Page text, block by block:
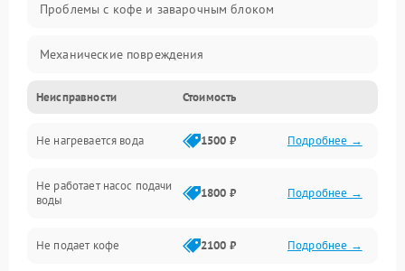
Проблемы с кофе и заварочным блоком
Механические повреждения
Прочие неисправности
Включение и работа
Проблемы с водой
Проблемы с капучинатором и паром
Неисправности Стоимость
Не нагревается вода 1500 ₽ Подробнее →
Не работает насос подачи
воды
1800 ₽ Подробнее →
Не подает кофе 2100 ₽ Подробнее →